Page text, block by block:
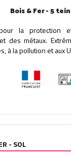
Bois & Fer - 5
la protection
des métaux.
à la pollution et aux
- SOL